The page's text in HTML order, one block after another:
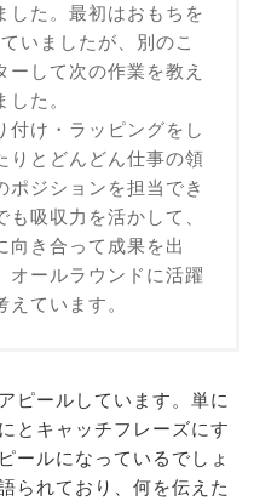
した。最初はおもちを
いましたが、別のこ
して次の作業を教え
た。
付け・ラッピングをし
りとどんどん仕事の領
ジションを担当でき
吸収力を活かして、
向き合って成果を出
オールラウンドに活躍
ています。
ピールしています。単に
とキャッチフレーズにす
ールになっているでしょ
られており、何を伝えた